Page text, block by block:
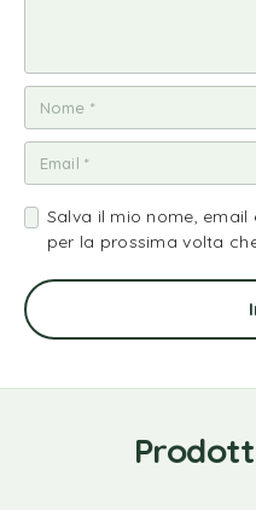
Salva il mio nome,
per la prossima volta